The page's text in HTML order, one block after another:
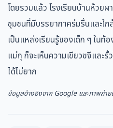
โดยรวมแล้ว โรงเรียนบ้านห้วย
ชุมชนที่มีบรรยากาศร่มรื่นและใก
เป็นแหล่งเรียนรู้ของเด็ก ๆ ใน
แม่กุ ก็จะเห็นความเขียวขจีและรั้
ได้ไม่ยาก
ข้อมูลอ้างอิงจาก Google และภาพถ่าย